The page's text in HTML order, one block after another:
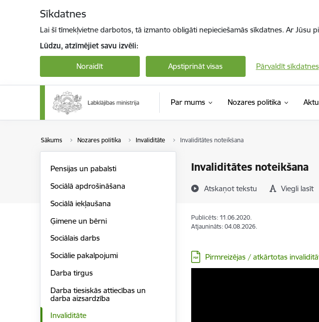
Sīkdatnes
Lai šī tīmekļvietne darbotos, tā izmanto obligāti nepieciešamās sīkdatnes. Ar
Lūdzu, atzīmējiet savu izvēli:
Noraidīt Apstiprināt visas Pārvaldīt sīkdatnes
Par mums Nozares politika
Sākums Nozares politika Invaliditāte Invaliditātes noteikšana
Invaliditātes noteikšana
Atskaņot tekstu Viegli lasīt
Pensijas un pabalsti
Sociālā apdrošināšana
Sociālā iekļaušana
Ģimene un bērni
Sociālais darbs
Sociālie pakalpojumi
Darba tirgus
Darba tiesiskās attiecības un
darba aizsardzība
Invaliditāte
Publicēts: 11.06.2020.
Atjaunināts: 04.08.2026.
Lejupielādēt:
Pirmreizējas / atkārtotas